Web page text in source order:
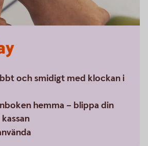
och smidigt med klockan i
hemma – blippa din